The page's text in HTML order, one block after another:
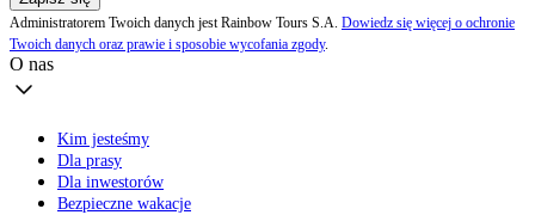
Administratorem Twoich danych jest Rainbow Tours S.A. Dowiedz się więcej o ochronie
Twoich danych oraz prawie i sposobie wycofania zgody.
O nas
Kim jesteśmy
Dla prasy
Dla inwestorów
Bezpieczne wakacje